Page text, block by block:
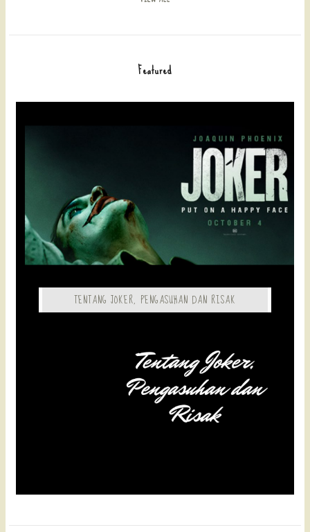
Featured
TENTANG JOKER, PENGASUHAN DAN RISAK